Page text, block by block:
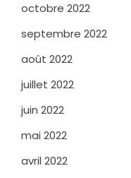
octobre 2022
septembre 2022
août 2022
juillet 2022
juin 2022
mai 2022
avril 2022